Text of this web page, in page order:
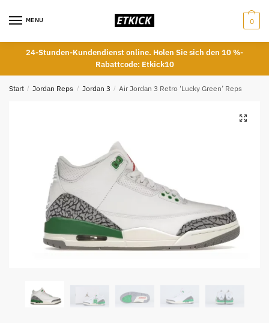
MENU 0
24-Stunden-Kundendienst online. Holen Sie sich den 10 %-
Rabattcode: Etkick10
Start / Jordan Reps / Jordan 3 / Air Jordan 3 Retro ‘Lucky Green’ Reps